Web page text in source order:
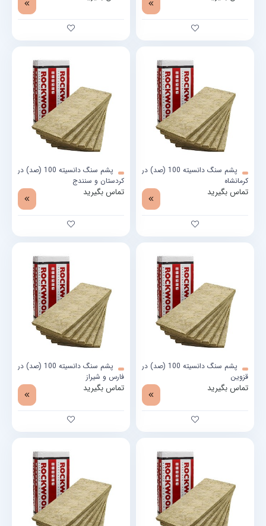
پشم سنگ دانسیته 100 (صد) در
کرمانشاه
تماس بگیرید
پشم سنگ دانسیته 100 (صد) در
کردستان و سنندج
تماس بگیرید
پشم سنگ دانسیته 100 (صد) در
قزوین
تماس بگیرید
پشم سنگ دانسیته 100 (صد) در
فارس و شیراز
تماس بگیرید